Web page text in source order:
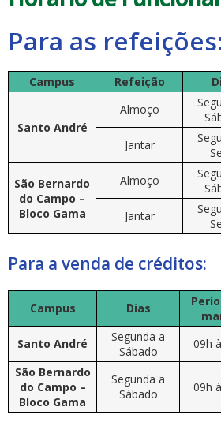
Para as
Campus Refeição
Santo André
Almoço
Jantar
São Bernardo
do Campo –
Bloco Gama
Almoço
Jantar
Para a venda de créditos:
Campus Dias
Santo André
Segunda a
Sábado
09h
São Bernardo
do Campo –
Bloco Gama
Segunda a
Sábado
09h